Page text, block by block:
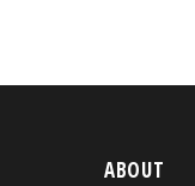
ABOUT